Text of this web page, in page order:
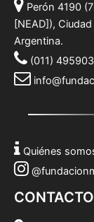
Perón 4190
[NEAD]),
Argentina.
(011)
Quiénes
CONTACTO